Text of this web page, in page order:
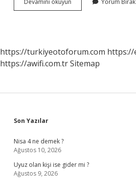
Devamını okuyun
Ne
Yorum Bırak
https://turkiyeotoforum.com https://
https://awifi.com.trSitemap
Sidebar
Son Yazılar
Nisa 4 ne demek ?
Ağustos 10, 2026
Uyuz olan kişi ise gider mi ?
Ağustos 9, 2026